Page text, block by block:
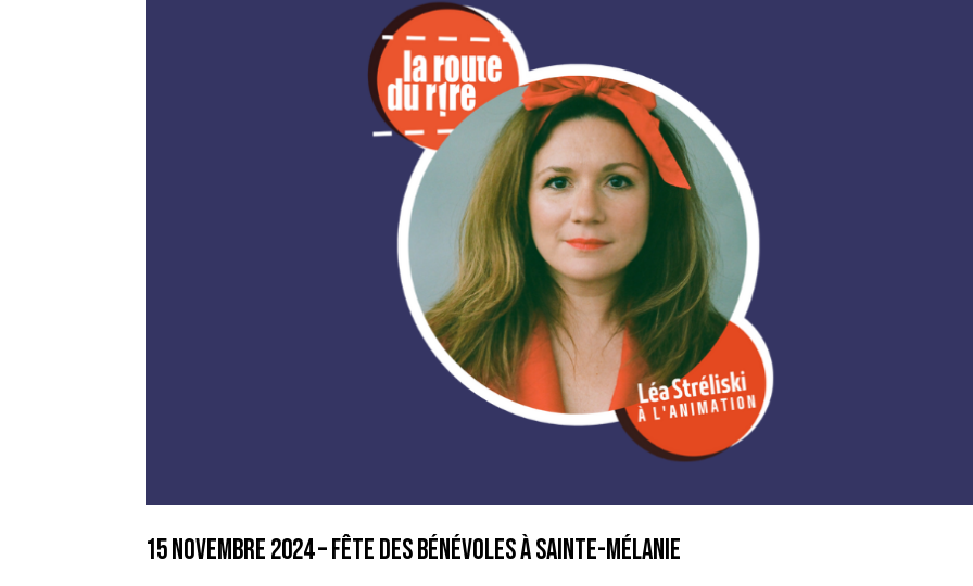
15 novembre 2024 – Fête des bénévoles à Sainte-Mélanie